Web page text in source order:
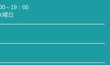
～19：00
曜日